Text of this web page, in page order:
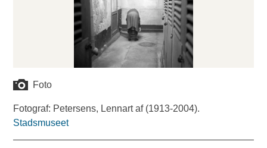
Foto
Fotograf: Petersens, Lennart af (1913-2004).
Stadsmuseet